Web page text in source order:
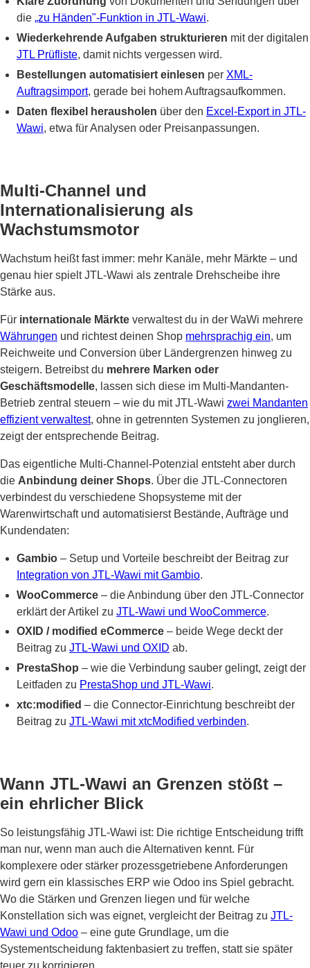
die „zu Händen"-Funktion in JTL-Wawi.
Wiederkehrende Aufgaben strukturieren mit der digitalen
JTL Prüfliste, damit nichts vergessen wird.
Bestellungen automatisiert einlesen per XML-
Auftragsimport, gerade bei hohem Auftragsaufkommen.
Daten flexibel herausholen über den Excel-Export in JTL-
Wawi, etwa für Analysen oder Preisanpassungen.
Multi-Channel und
Internationalisierung als
Wachstumsmotor
Wachstum heißt fast immer: mehr Kanäle, mehr Märkte – und
genau hier spielt JTL-Wawi als zentrale Drehscheibe ihre
Stärke aus.
Für internationale Märkte verwaltest du in der WaWi mehrere
Währungen und richtest deinen Shop mehrsprachig ein, um
Reichweite und Conversion über Ländergrenzen hinweg zu
steigern. Betreibst du mehrere Marken oder
Geschäftsmodelle, lassen sich diese im Multi-Mandanten-
Betrieb zentral steuern – wie du mit JTL-Wawi zwei Mandanten
effizient verwaltest, ohne in getrennten Systemen zu jonglieren,
zeigt der entsprechende Beitrag.
Das eigentliche Multi-Channel-Potenzial entsteht aber durch
die Anbindung deiner Shops. Über die JTL-Connectoren
verbindest du verschiedene Shopsysteme mit der
Warenwirtschaft und automatisierst Bestände, Aufträge und
Kundendaten:
Gambio – Setup und Vorteile beschreibt der Beitrag zur
Integration von JTL-Wawi mit Gambio.
WooCommerce – die Anbindung über den JTL-Connector
erklärt der Artikel zu JTL-Wawi und WooCommerce.
OXID / modified eCommerce – beide Wege deckt der
Beitrag zu JTL-Wawi und OXID ab.
PrestaShop – wie die Verbindung sauber gelingt, zeigt der
Leitfaden zu PrestaShop und JTL-Wawi.
xtc:modified – die Connector-Einrichtung beschreibt der
Beitrag zu JTL-Wawi mit xtcModified verbinden.
Wann JTL-Wawi an Grenzen stößt –
ein ehrlicher Blick
So leistungsfähig JTL-Wawi ist: Die richtige Entscheidung trifft
man nur, wenn man auch die Alternativen kennt. Für
komplexere oder stärker prozessgetriebene Anforderungen
wird gern ein klassisches ERP wie Odoo ins Spiel gebracht.
Wo die Stärken und Grenzen liegen und für welche
Konstellation sich was eignet, vergleicht der Beitrag zu JTL-
Wawi und Odoo – eine gute Grundlage, um die
Systementscheidung faktenbasiert zu treffen, statt sie später
teuer zu korrigieren.